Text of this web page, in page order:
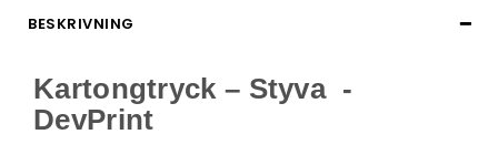
BESKRIVNING
Kartongtryck – Styva -
DevPrint